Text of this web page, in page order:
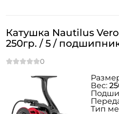
Катушка Nautilus
250гр. / 5 /
Вес:
Тип